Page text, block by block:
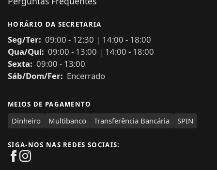
HORÁRIO DA SECRETARIA
Seg/Ter: 09:00 - 12:30 | 14:00 - 18:00
Qua/Qui: 09:00 - 13:00 | 14:00 - 18:00
Sexta: 09:00 - 13:00
Sáb/Dom/Fer: Encerrado
MEIOS DE PAGAMENTO
Dinheiro Multibanco Transferência Bancária SPIN
SIGA-NOS NAS REDES SOCIAIS: